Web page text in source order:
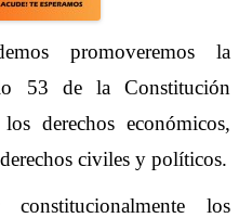
promoveremos la
53 de la Constitución
derechos económicos,
civiles y políticos.
los